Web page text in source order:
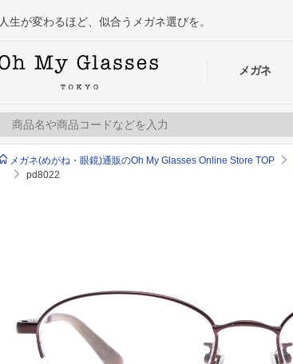
メガネ
人生が変わるほど、似合うメガネ選びを。
メガネ(めがね・眼鏡)通販のOh My Glasses Online Store TOP
pd8022